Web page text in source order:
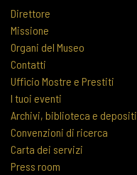
Direttore
Missione
Organi del Museo
Contatti
Ufficio Mostre e Prestiti
I tuoi eventi
Archivi, biblioteca e depositi
Convenzioni di ricerca
Carta dei servizi
Press room